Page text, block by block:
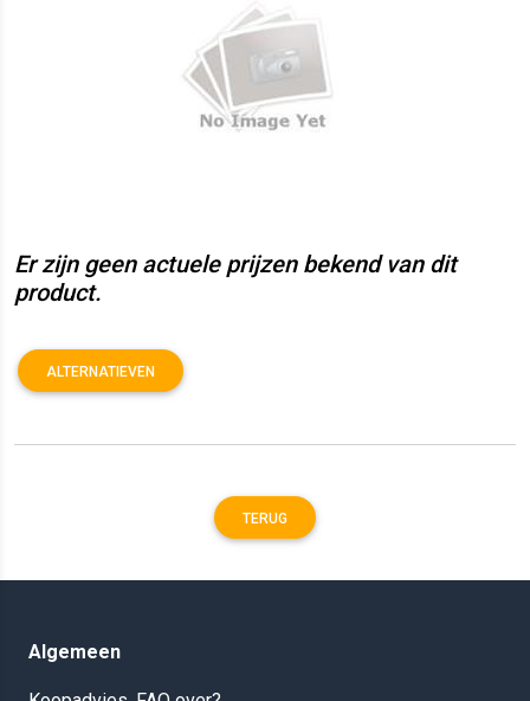
Er zijn geen actuele prijzen bekend van dit
product.
ALTERNATIEVEN
TERUG
Algemeen